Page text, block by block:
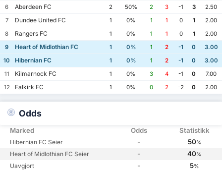
6
Aberdeen FC 2 50% 2 3 -1 3
2.50
7
Dundee United FC 1 0% 1 1 0 1
2.00
8
Rangers FC 1 0% 1 1 0 1
2.00
9
Heart of Midlothian FC 1 0% 1 2 -1 0
3.00
10
Hibernian FC 1 0% 1 2 -1 0
3.00
11
Kilmarnock FC 1 0% 3 4 -1 0
7.00
12
Falkirk FC 1 0% 0 2 -2 0 2.00
Odds
Marked Odds Statistikk
Hibernian FC Seier - 50%
Heart of Midlothian FC Seier - 40%
Uavgjort - 5%